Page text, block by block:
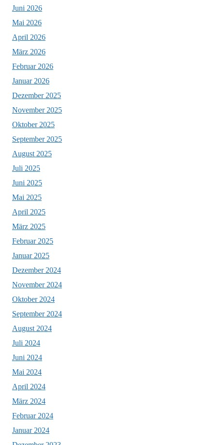
Juni 2026
Mai 2026
April 2026
März 2026
Februar 2026
Januar 2026
Dezember 2025
November 2025
Oktober 2025
September 2025
August 2025
Juli 2025
Juni 2025
Mai 2025
April 2025
März 2025
Februar 2025
Januar 2025
Dezember 2024
November 2024
Oktober 2024
September 2024
August 2024
Juli 2024
Juni 2024
Mai 2024
April 2024
März 2024
Februar 2024
Januar 2024